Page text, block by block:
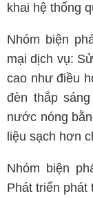
khai hệ thống
Nhóm biện
mại dịch vụ:
cao như điều
đèn thắp
nước nóng
liệu sạch hơn
Nhóm biện
Phát triển phát